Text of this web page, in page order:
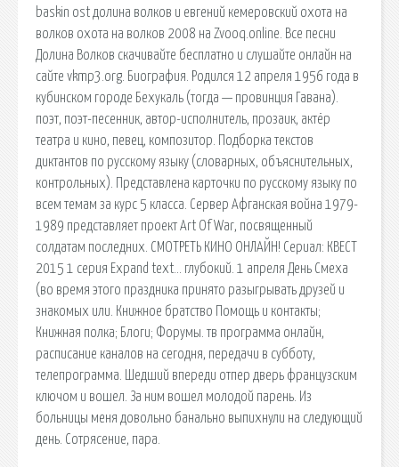
baskin ost долина волков и евгений кемеровский охота на
волков охота на волков 2008 на Zvooq.online. Все песни
Долина Волков скачивайте бесплатно и слушайте онлайн на
сайте vkmp3.org. Биография. Родился 12 апреля 1956 года в
кубинском городе Бехукаль (тогда — провинция Гавана).
поэт, поэт-песенник, автор-исполнитель, прозаик, актёр
театра и кино, певец, композитор. Подборка текстов
диктантов по русскому языку (словарных, объяснительных,
контрольных). Представлена карточки по русскому языку по
всем темам за курс 5 класса. Сервер Афганская война 1979-
1989 представляет проект Art Of War, посвященный
солдатам последних. СМОТРЕТЬ КИНО ОНЛАЙН! Сериал: КВЕСТ
2015 1 серия Expand text… глубокий. 1 апреля День Смеха
(во время этого праздника принято разыгрывать друзей и
знакомых или. Книжное братство Помощь и контакты;
Книжная полка; Блоги; Форумы. тв программа онлайн,
расписание каналов на сегодня, передачи в субботу,
телепрограмма. Шедший впереди отпер дверь французским
ключом и вошел. За ним вошел молодой парень. Из
больницы меня довольно банально выпихнули на следующий
день. Сотрясение, пара.